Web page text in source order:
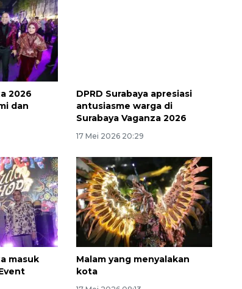
2026
dan
DPRD Surabaya apresiasi
antusiasme warga di
Surabaya Vaganza 2026
17 Mei 2026 20:29
masuk
Malam yang menyalakan
kota